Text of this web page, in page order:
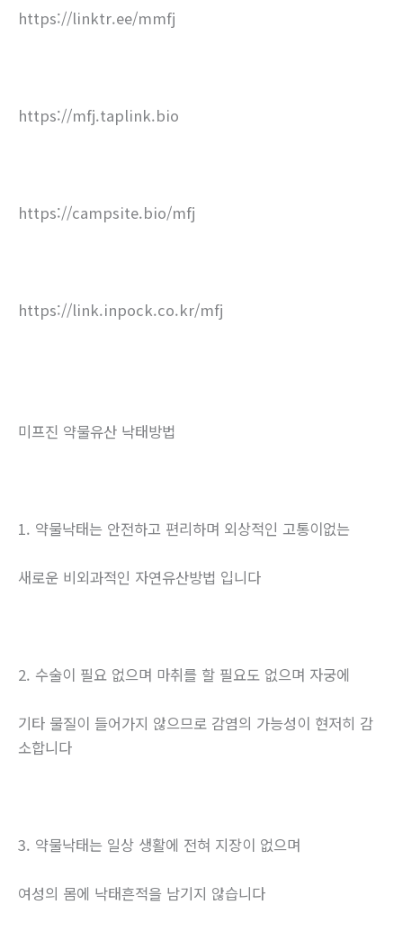
https://linktr.ee/mmfj
https://mfj.taplink.bio
https://campsite.bio/mfj
https://link.inpock.co.kr/mfj
미프진 약물유산 낙태방법
1. 약물낙태는 안전하고 편리하며 외상적인 고통이없는
새로운 비외과적인 자연유산방법 입니다
2. 수술이 필요 없으며 마취를 할 필요도 없으며 자궁에
기타 물질이 들어가지 않으므로 감염의 가능성이 현저히 감
소합니다
3. 약물낙태는 일상 생활에 전혀 지장이 없으며
여성의 몸에 낙태흔적을 남기지 않습니다